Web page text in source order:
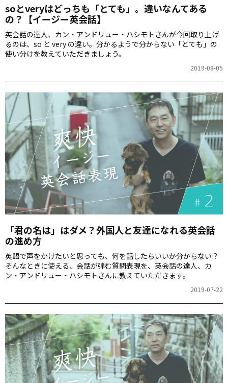
soとveryはどっちも「とても」。違いなんてある
の？【イージー英会話】
英会話の達人、カン・アンドリュー・ハシモトさんが今回取り上げ
るのは、so と very の違い。分かるようで分からない「とても」の
使い分けを教えていただきましょう。
2019-08-05
「君の名は」はダメ？外国人と友達になれる英会話
の進め方
英語で声をかけたいと思っても、何を話したらいいか分からない？
そんなときに使える、会話が弾む質問表現を、英会話の達人、カ
ン・アンドリュー・ハシモトさんに教えていただきます。
2019-07-22